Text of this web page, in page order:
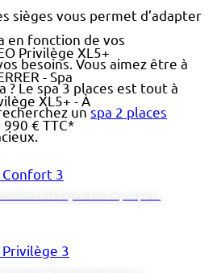
- Spa
XL5+ - À
€ TTC*
sièges vous permet d’adapter
en fonction de vos
besoins. Vous aimez être à
? Le spa 3 places est tout à
unspa 2 places
Confort 3 Habillage Urban Grey - À partir